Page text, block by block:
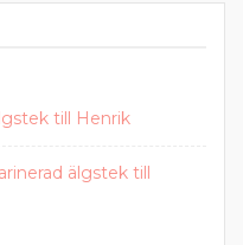
till Henrik
älgstek till